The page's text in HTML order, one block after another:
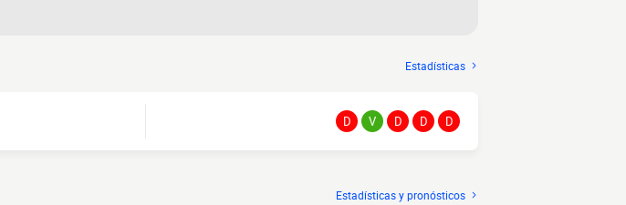
Estadísticas
D V D D D
Estadísticas y pronósticos